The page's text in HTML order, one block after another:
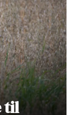
til